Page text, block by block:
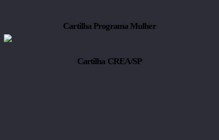
Cartilha Programa Mulher
Cartilha CREA/SP